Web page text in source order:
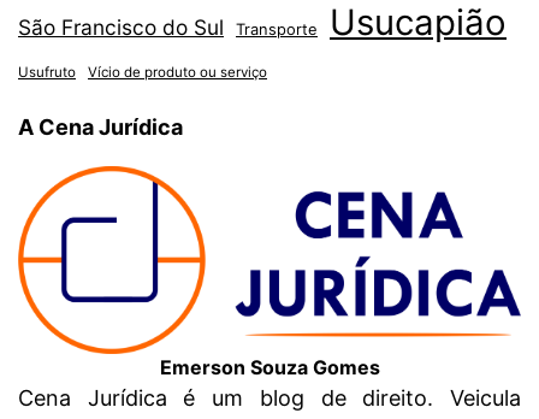
São Francisco do Sul Transporte Usucapião
Usufruto Vício de produto ou serviço
A Cena Jurídica
Emerson Souza Gomes
Cena Jurídica é um blog de direito. Veicula